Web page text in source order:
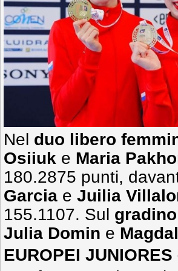
Nel duo libero
Osiiuk e Maria
180.2875 punti,
Garcia e Juilia
155.1107. Sul
Julia Domin e
EUROPEI